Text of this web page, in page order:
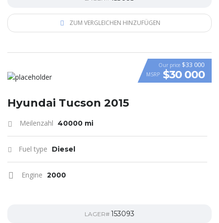
ZUM VERGLEICHEN HINZUFÜGEN
VIDEO
Our price $33 000
MSRP $30 000
Hyundai Tucson 2015
Meilenzahl 40000 mi
Fuel type Diesel
Engine 2000
LAGER# 153093